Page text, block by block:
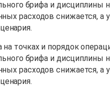
брифа и
расходов снижается, а
точках и порядок
брифа и
расходов снижается, а